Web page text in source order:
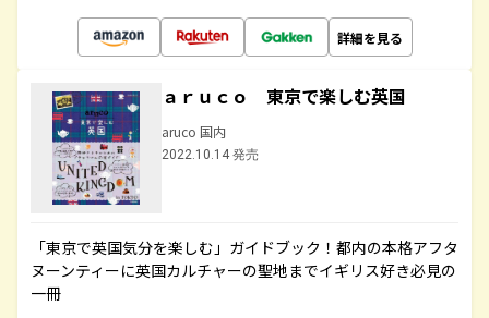
詳細を見る
ａｒｕｃｏ 東京で楽しむ英国
aruco 国内
2022.10.14 発売
「東京で英国気分を楽しむ」ガイドブック！都内の本格アフタ
ヌーンティーに英国カルチャーの聖地までイギリス好き必見の
一冊